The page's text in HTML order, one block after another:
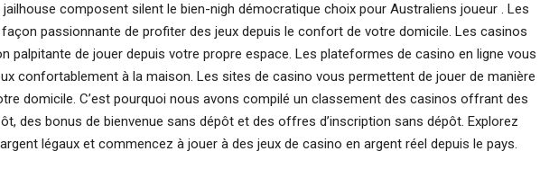
composent silent le bien-nigh démocratique choix pour Australiens joueur . Les
passionnante de profiter des jeux depuis le confort de votre domicile. Les casinos
palpitante de jouer depuis votre propre espace. Les plateformes de casino en ligne vous
confortablement à la maison. Les sites de casino vous permettent de jouer de manière
domicile. C’est pourquoi nous avons compilé un classement des casinos offrant des
des bonus de bienvenue sans dépôt et des offres d’inscription sans dépôt. Explorez
légaux et commencez à jouer à des jeux de casino en argent réel depuis le pays.